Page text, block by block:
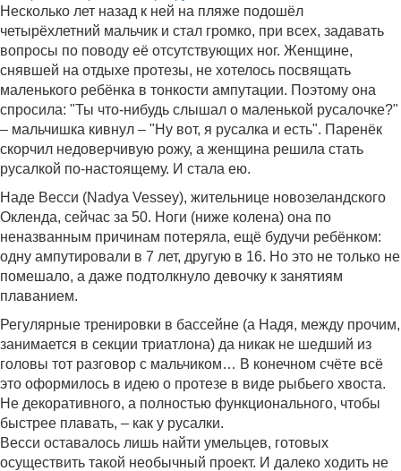
Несколько лет назад к ней на пляже подошёл
четырёхлетний мальчик и стал громко, при всех, задавать
вопросы по поводу её отсутствующих ног. Женщине,
снявшей на отдыхе протезы, не хотелось посвящать
маленького ребёнка в тонкости ампутации. Поэтому она
спросила: "Ты что-нибудь слышал о маленькой русалочке?"
– мальчишка кивнул – "Ну вот, я русалка и есть". Паренёк
скорчил недоверчивую рожу, а женщина решила стать
русалкой по-настоящему. И стала ею.
Наде Весси (Nadya Vessey), жительнице новозеландского
Окленда, сейчас за 50. Ноги (ниже колена) она по
неназванным причинам потеряла, ещё будучи ребёнком:
одну ампутировали в 7 лет, другую в 16. Но это не только не
помешало, а даже подтолкнуло девочку к занятиям
плаванием.
Регулярные тренировки в бассейне (а Надя, между прочим,
занимается в секции триатлона) да никак не шедший из
головы тот разговор с мальчиком… В конечном счёте всё
это оформилось в идею о протезе в виде рыбьего хвоста.
Не декоративного, а полностью функционального, чтобы
быстрее плавать, – как у русалки.
Весси оставалось лишь найти умельцев, готовых
осуществить такой необычный проект. И далеко ходить не